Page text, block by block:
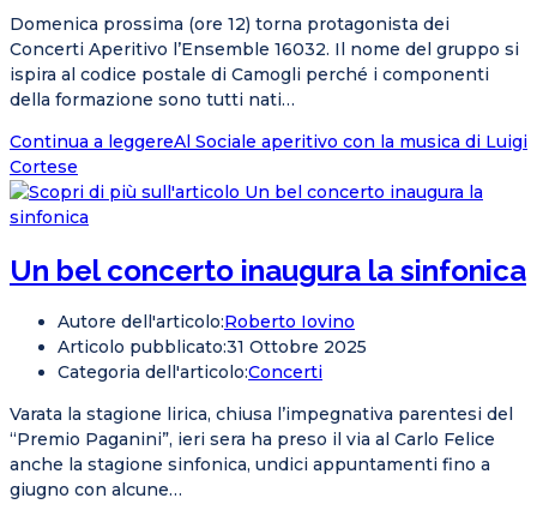
Domenica prossima (ore 12) torna protagonista dei
Concerti Aperitivo l’Ensemble 16032. Il nome del gruppo si
ispira al codice postale di Camogli perché i componenti
della formazione sono tutti nati…
Continua a leggereAl Sociale aperitivo con la musica di Luigi
Cortese
Un bel concerto inaugura la sinfonica
Autore dell'articolo:Roberto Iovino
Articolo pubblicato:31 Ottobre 2025
Categoria dell'articolo:Concerti
Varata la stagione lirica, chiusa l’impegnativa parentesi del
“Premio Paganini”, ieri sera ha preso il via al Carlo Felice
anche la stagione sinfonica, undici appuntamenti fino a
giugno con alcune…